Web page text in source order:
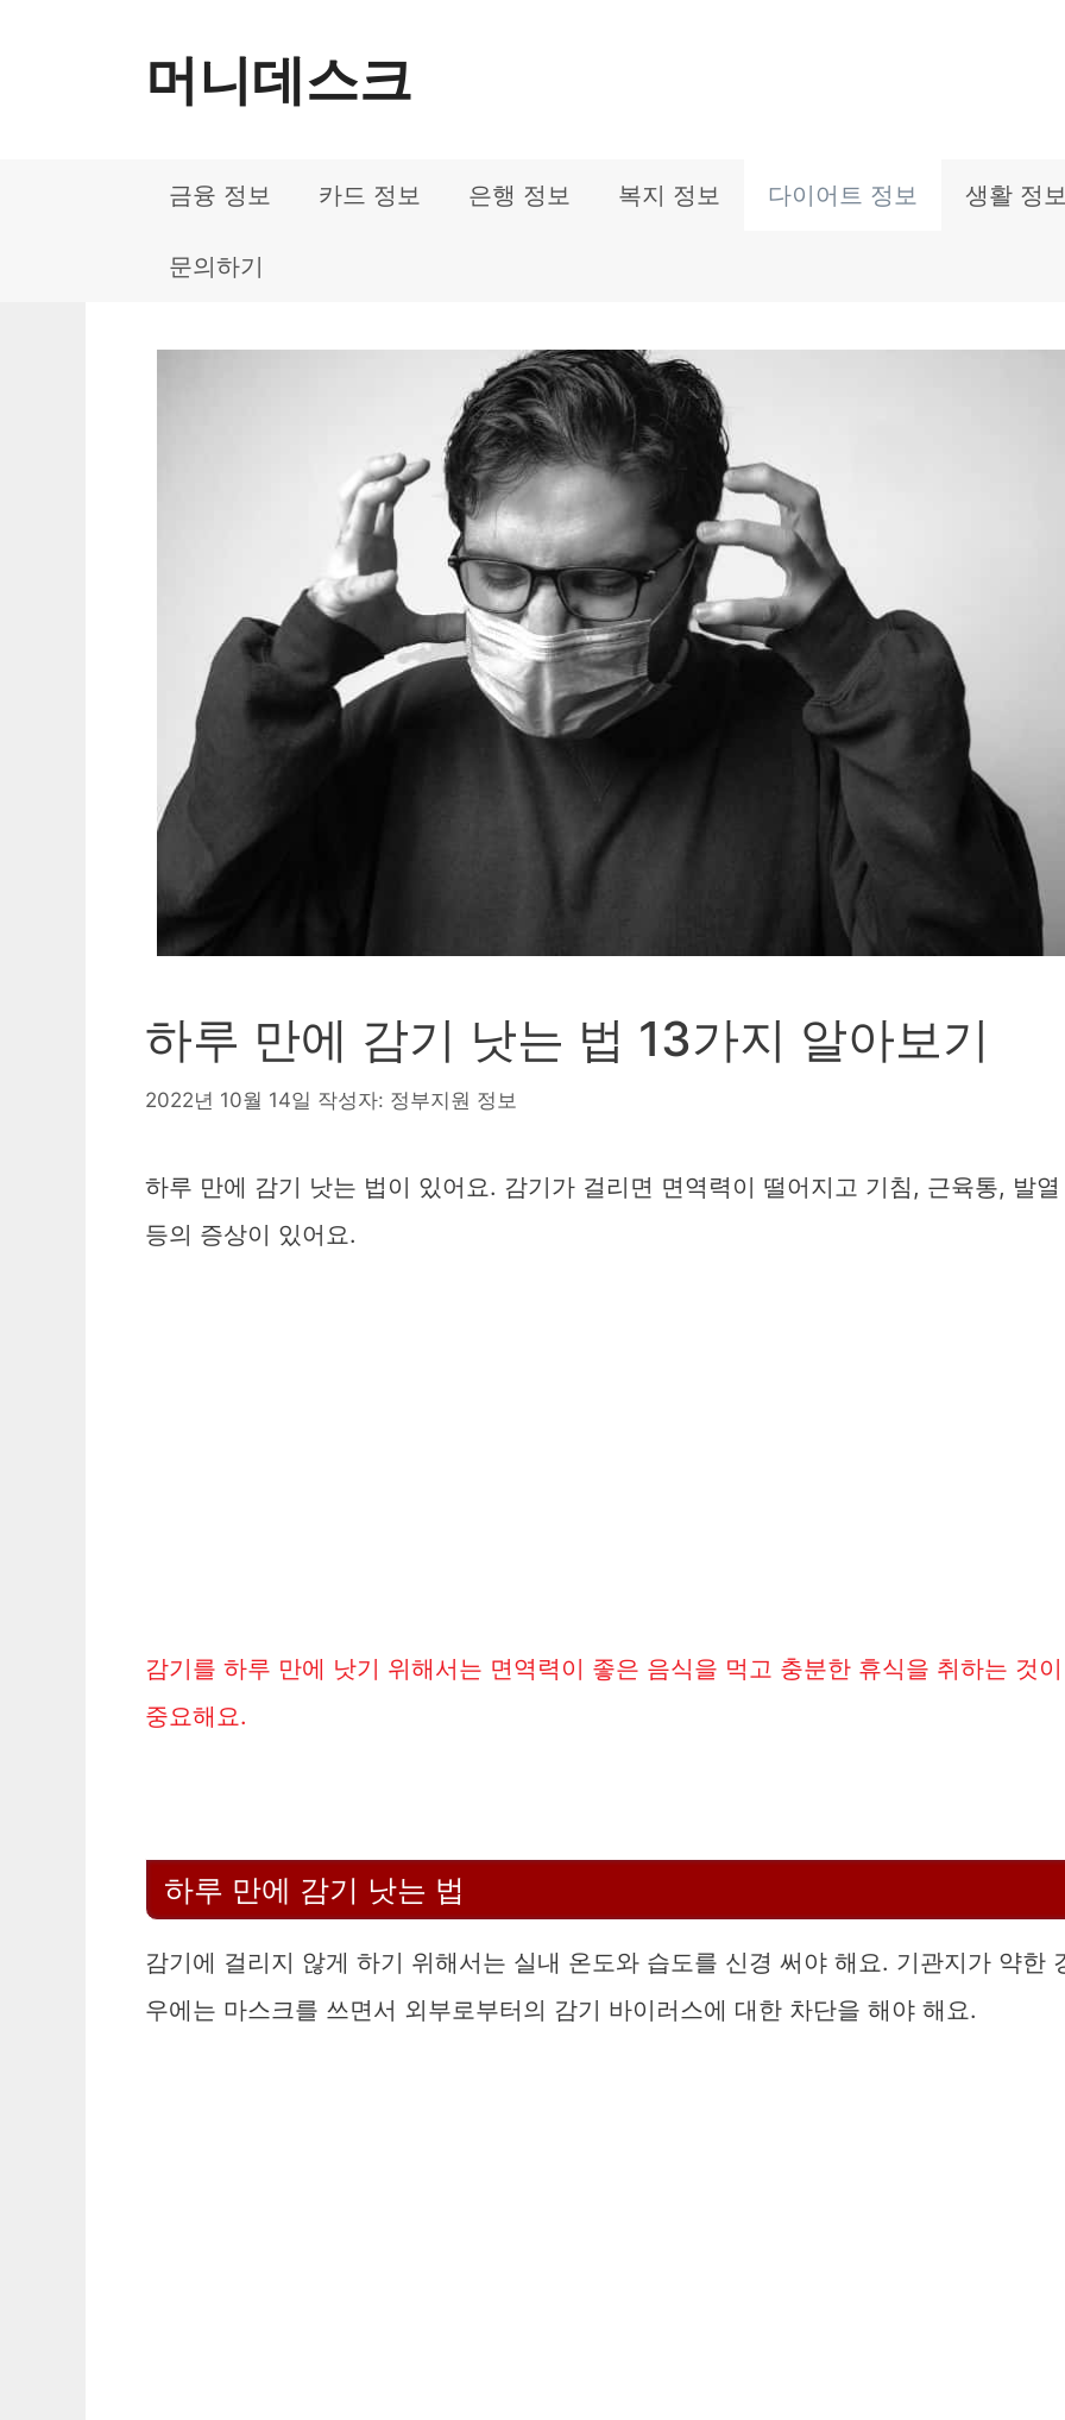
머니데스크
금융 정보 카드 정보 은행 정보 복지 정보 다이어트 정보 생활 정
문의하기
하루 만에 감기 낫는 법 13가지 알아보기
2022년 10월 14일 작성자: 정부지원 정보
하루 만에 감기 낫는 법이 있어요. 감기가 걸리면 면역력이 떨어지고 기침, 근육통, 발열
등의 증상이 있어요.
감기를 하루 만에 낫기 위해서는 면역력이 좋은 음식을 먹고 충분한 휴식을 취하는 것이
중요해요.
하루 만에 감기 낫는 법
감기에 걸리지 않게 하기 위해서는 실내 온도와 습도를 신경 써야 해요. 기관지가 약한
우에는 마스크를 쓰면서 외부로부터의 감기 바이러스에 대한 차단을 해야 해요.